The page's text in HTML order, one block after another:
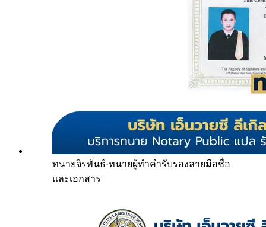
ทนายจิรพันธ์·ทนายผู้ทำคำรับรองลายมือชื่อ
และเอกสาร